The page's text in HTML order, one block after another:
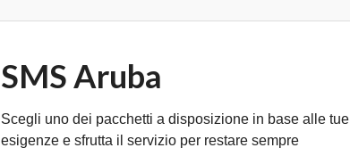
SMS Aruba
Scegli uno dei pacchetti a disposizione in base alle tue
esigenze e sfrutta il servizio per restare sempre